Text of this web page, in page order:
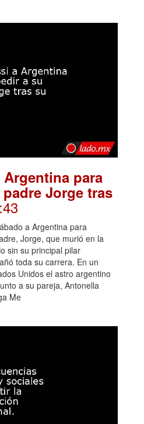
para
Jorge tras
a Argentina para
Jorge, que murió en la
sin su principal pilar
toda su carrera. En un
Unidos el astro argentino
a su pareja, Antonella
Me